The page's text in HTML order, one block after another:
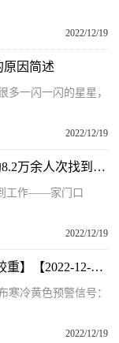
2022/12/19
原因简述
多一闪一闪的星星，
2022/12/19
每日热议!134家海南就业驿站半年多帮助8.2万余人次找到工作
工作——家门口
2022/12/19
海口市气象台发布寒冷黄色预警【Ⅲ级/较重】【2022-12-19】
寒冷黄色预警信号：
2022/12/19